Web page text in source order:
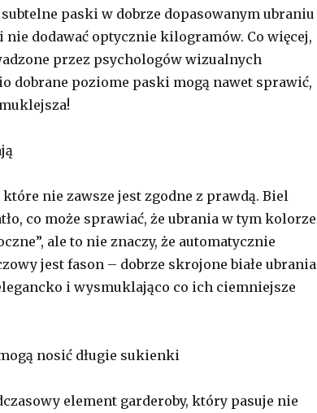
paski w dobrze dopasowanym ubraniu
nie dodawać optycznie kilogramów. Co więcej,
przez psychologów wizualnych
dobrane poziome paski mogą nawet sprawić,
nie zawsze jest zgodne z prawdą. Biel
co może sprawiać, że ubrania w tym kolorze
ale to nie znaczy, że automatycznie
jest fason – dobrze skrojone białe ubrania
i wysmuklająco co ich ciemniejsze
nosić długie sukienki
element garderoby, który pasuje nie